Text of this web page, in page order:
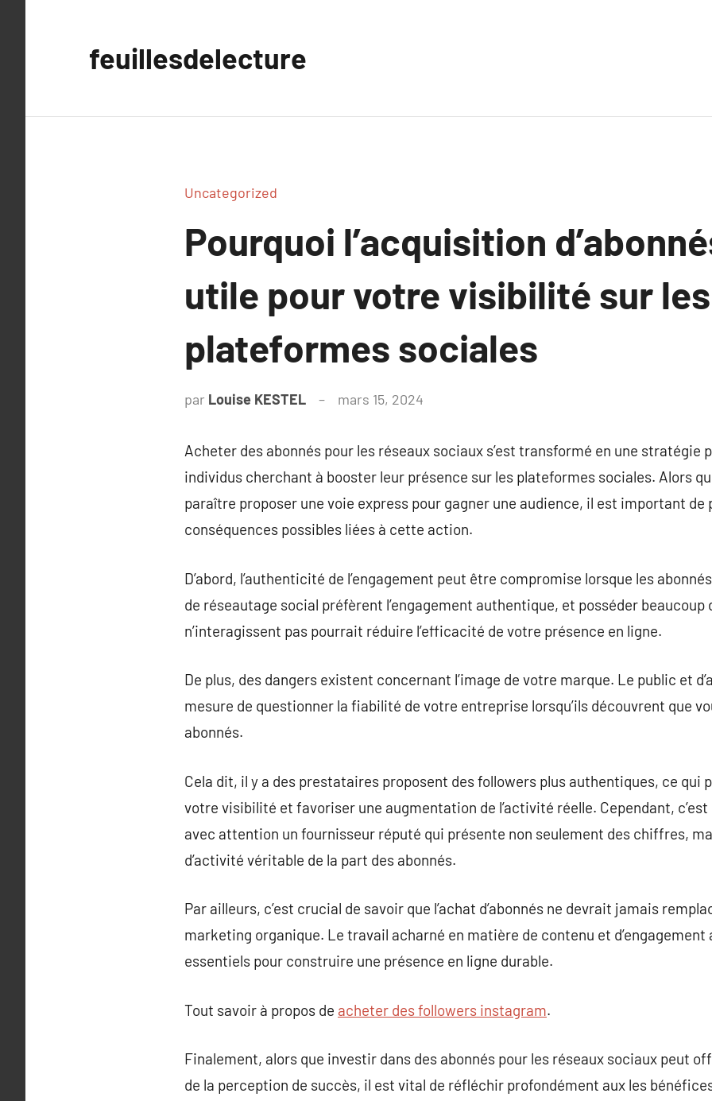
feuillesdelecture
Uncategorized
Pourquoi l’acquisition
utile pour votre visibilité sur les
plateformes sociales
par Louise KESTEL mars 15, 2024
Acheter des abonnés pour les réseaux sociaux s’est transformé en une stratégie
individus cherchant à booster leur présence sur les plateformes sociales. Alors
paraître proposer une voie express pour gagner une audience, il est important de
conséquences possibles liées à cette action.
D’abord, l’authenticité de l’engagement peut être compromise lorsque les
de réseautage social préfèrent l’engagement authentique, et posséder beaucoup
n’interagissent pas pourrait réduire l’efficacité de votre présence en ligne.
De plus, des dangers existent concernant l’image de votre marque. Le public et
mesure de questionner la fiabilité de votre entreprise lorsqu’ils découvrent que
abonnés.
Cela dit, il y a des prestataires proposent des followers plus authentiques, ce qui
votre visibilité et favoriser une augmentation de l’activité réelle. Cependant,
avec attention un fournisseur réputé qui présente non seulement des chiffres,
d’activité véritable de la part des abonnés.
Par ailleurs, c’est crucial de savoir que l’achat d’abonnés ne devrait jamais
marketing organique. Le travail acharné en matière de contenu et
essentiels pour construire une présence en ligne durable.
Tout savoir à propos de acheter des followers instagram.
Finalement, alors que investir dans des abonnés pour les réseaux sociaux peut
de la perception de succès, il est vital de réfléchir profondément aux les